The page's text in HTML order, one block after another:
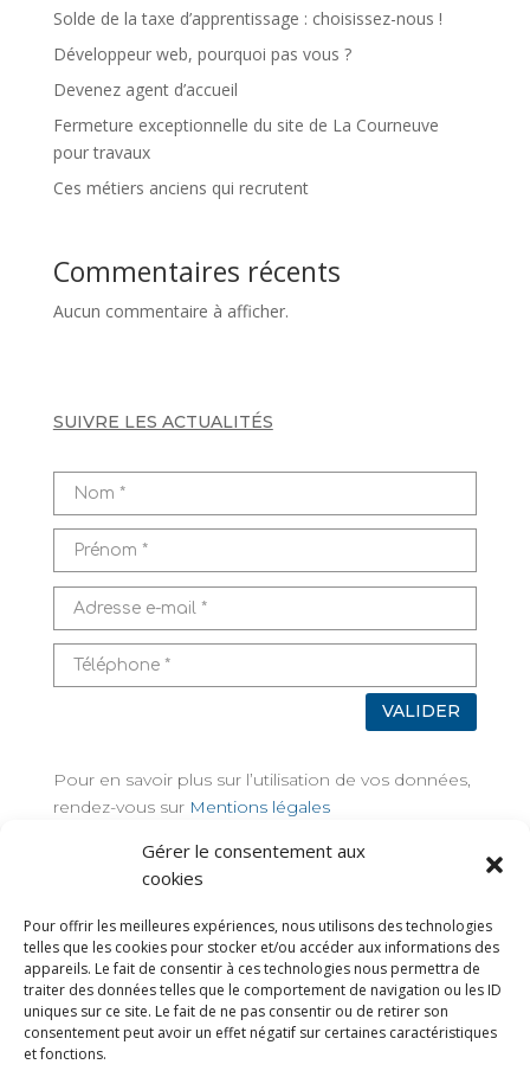
Gérer le consentement aux
cookies
Pour offrir les meilleures expériences, nous utilisons des technologies
telles que les cookies pour stocker et/ou accéder aux informations des
appareils. Le fait de consentir à ces technologies nous permettra de
traiter des données telles que le comportement de navigation ou les ID
uniques sur ce site. Le fait de ne pas consentir ou de retirer son
consentement peut avoir un effet négatif sur certaines caractéristiques
et fonctions.
Solde de la taxe d’apprentissage : choisissez-nous !
Développeur web, pourquoi pas vous ?
Devenez agent d’accueil
Fermeture exceptionnelle du site de La Courneuve
pour travaux
Ces métiers anciens qui recrutent
Commentaires récents
Aucun commentaire à afficher.
SUIVRE LES ACTUALITÉS
VALIDER
Pour en savoir plus sur l’utilisation de vos données,
rendez-vous sur Mentions légales